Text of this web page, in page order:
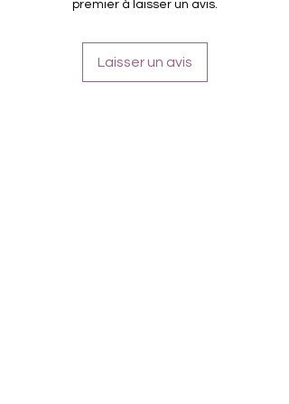
premier à laisser un avis.
Laisser un avis